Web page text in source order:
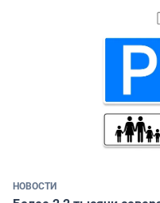
НОВОСТИ